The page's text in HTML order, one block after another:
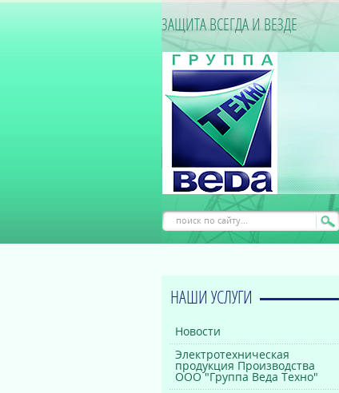
ЗАЩИТА ВСЕГДА И ВЕЗДЕ
НАШИ УСЛУГИ
Новости
Электротехническая
продукция Производства
ООО "Группа Веда Техно"